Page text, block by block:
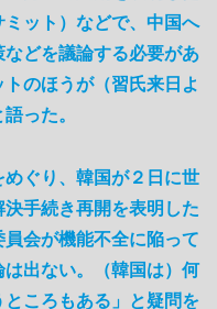
ット）などで、中国へ
どを議論する必要があ
のほうが（習氏来日よ
った。
ぐり、韓国が２日に世
手続き再開を表明した
会が機能不全に陥って
出ない。（韓国は）何
ころもある」と疑問を